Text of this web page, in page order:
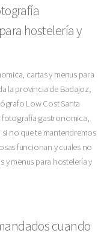
hostelería y
cartas y menus para
la provincia de Badajoz,
Low Cost Santa
fotografía gastronomica,
no que te mantendremos
funcionan y cuales no
menus para hostelería y
cuando